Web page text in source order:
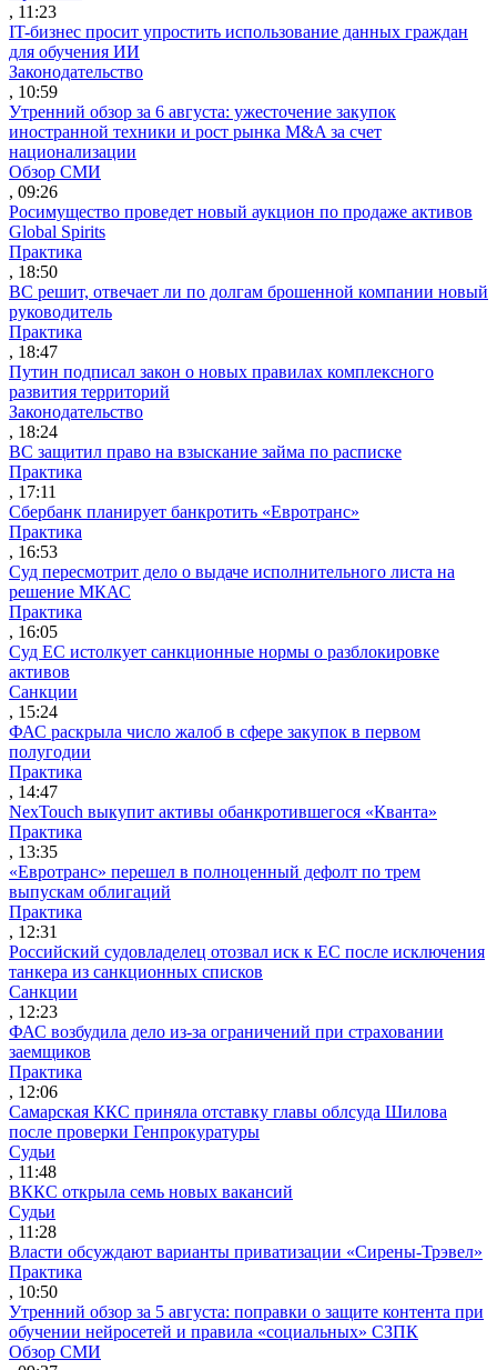
, 11:23
IT-бизнес просит упростить использование данных граждан
для обучения ИИ
Законодательство
, 10:59
Утренний обзор за 6 августа: ужесточение закупок
иностранной техники и рост рынка M&A за счет
национализации
Обзор СМИ
, 09:26
Росимущество проведет новый аукцион по продаже активов
Global Spirits
Практика
, 18:50
ВС решит, отвечает ли по долгам брошенной компании новый
руководитель
Практика
, 18:47
Путин подписал закон о новых правилах комплексного
развития территорий
Законодательство
, 18:24
ВС защитил право на взыскание займа по расписке
Практика
, 17:11
Сбербанк планирует банкротить «Евротранс»
Практика
, 16:53
Суд пересмотрит дело о выдаче исполнительного листа на
решение МКАС
Практика
, 16:05
Суд ЕС истолкует санкционные нормы о разблокировке
активов
Санкции
, 15:24
ФАС раскрыла число жалоб в сфере закупок в первом
полугодии
Практика
, 14:47
NexTouch выкупит активы обанкротившегося «Кванта»
Практика
, 13:35
«Евротранс» перешел в полноценный дефолт по трем
выпускам облигаций
Практика
, 12:31
Российский судовладелец отозвал иск к ЕС после исключения
танкера из санкционных списков
Санкции
, 12:23
ФАС возбудила дело из-за ограничений при страховании
заемщиков
Практика
, 12:06
Самарская ККС приняла отставку главы облсуда Шилова
после проверки Генпрокуратуры
Судьи
, 11:48
ВККС открыла семь новых вакансий
Судьи
, 11:28
Власти обсуждают варианты приватизации «Сирены-Трэвел»
Практика
, 10:50
Утренний обзор за 5 августа: поправки о защите контента при
обучении нейросетей и правила «социальных» СЗПК
Обзор СМИ